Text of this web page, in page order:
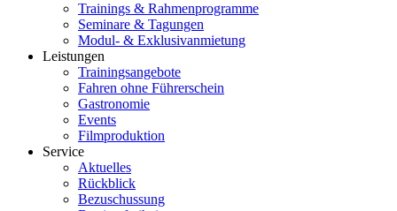
Trainings & Rahmenprogramme
Seminare & Tagungen
Modul- & Exklusivanmietung
Leistungen
Trainingsangebote
Fahren ohne Führerschein
Gastronomie
Events
Filmproduktion
Service
Aktuelles
Rückblick
Bezuschussung